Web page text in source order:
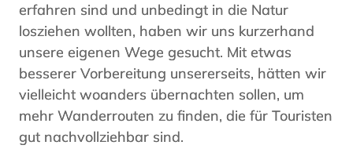
erfahren sind und unbedingt in die Natur
losziehen wollten, haben wir uns kurzerhand
unsere eigenen Wege gesucht. Mit etwas
besserer Vorbereitung unsererseits, hätten wir
vielleicht woanders übernachten sollen, um
mehr Wanderrouten zu finden, die für Touristen
gut nachvollziehbar sind.